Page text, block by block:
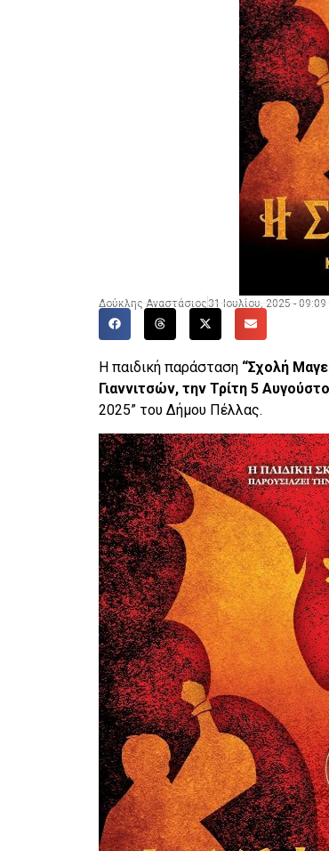
Δούκλης Αναστάσιος 31 Ιουλίου, 2025 - 09:09
Η παιδική παράσταση “Σχολή
Γιαννιτσών, την Τρίτη 5
2025” του Δήμου Πέλλας.